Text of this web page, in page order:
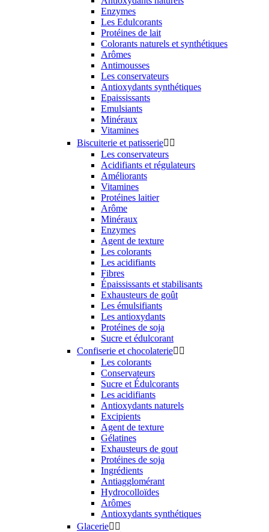
Enzymes
Les Edulcorants
Protéines de lait
Colorants naturels et synthétiques
Arômes
Antimousses
Les conservateurs
Antioxydants synthétiques
Epaississants
Emulsiants
Minéraux
Vitamines
Biscuiterie et patisserie 
Les conservateurs
Acidifiants et régulateurs
Améliorants
Vitamines
Protéines laitier
Arôme
Minéraux
Enzymes
Agent de texture
Les colorants
Les acidifiants
Fibres
Épaississants et stabilisants
Exhausteurs de goût
Les émulsifiants
Les antioxydants
Protéines de soja
Sucre et édulcorant
Confiserie et chocolaterie 
Les colorants
Conservateurs
Sucre et Édulcorants
Les acidifiants
Antioxydants naturels
Excipients
Agent de texture
Gélatines
Exhausteurs de gout
Protéines de soja
Ingrédients
Antiagglomérant
Hydrocolloïdes
Arômes
Antioxydants synthétiques
Glacerie 